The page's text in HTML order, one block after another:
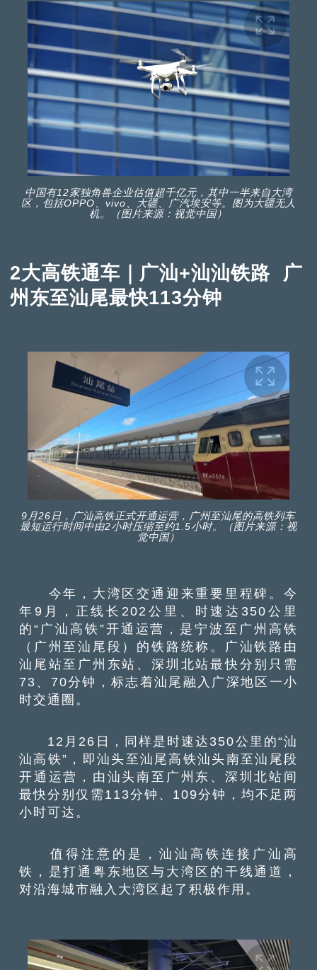
中国有12家独角兽企业估值超千亿元，其中一半来自大湾
区，包括OPPO、vivo、大疆、广汽埃安等。图为大疆无人
机。（图片来源：视觉中国）
2大高铁通车｜广汕+汕汕铁路 广
州东至汕尾最快113分钟
9月26日，广汕高铁正式开通运营，广州至汕尾的高铁列车
最短运行时间中由2小时压缩至约1.5小时。（图片来源：视
觉中国）
今年，大湾区交通迎来重要里程碑。今
年9月，正线长202公里、时速达350公里
的“广汕高铁”开通运营，是宁波至广州高铁
（广州至汕尾段）的铁路统称。广汕铁路由
汕尾站至广州东站、深圳北站最快分别只需
73、70分钟，标志着汕尾融入广深地区一小
时交通圈。
12月26日，同样是时速达350公里的“汕
汕高铁”，即汕头至汕尾高铁汕头南至汕尾段
开通运营，由汕头南至广州东、深圳北站间
最快分别仅需113分钟、109分钟，均不足两
小时可达。
值得注意的是，汕汕高铁连接广汕高
铁，是打通粤东地区与大湾区的干线通道，
对沿海城市融入大湾区起了积极作用。